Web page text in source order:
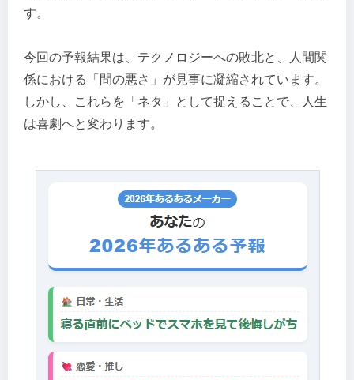
す。
今回の予報結果は、テクノロジーへの敗北と、人間関
係における「間の悪さ」が見事に凝縮されています。
しかし、これらを「ネタ」として捉えることで、人生
は喜劇へと変わります。